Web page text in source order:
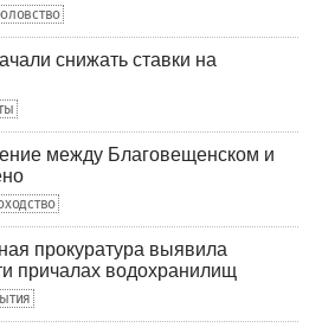
снижать ставки на
между Благовещенском и
прокуратура выявила
причалах водохранилищ